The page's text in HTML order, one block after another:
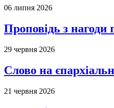
06 липня 2026
Проповідь з нагоди
29 червня 2026
Слово на
21 червня 2026